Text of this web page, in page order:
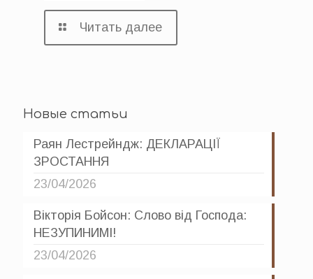
Читать далее
Новые статьи
Раян Лестрейндж: ДЕКЛАРАЦІЇ
ЗРОСТАННЯ
23/04/2026
Вікторія Бойсон: Слово від Господа:
НЕЗУПИНИМІ!
23/04/2026